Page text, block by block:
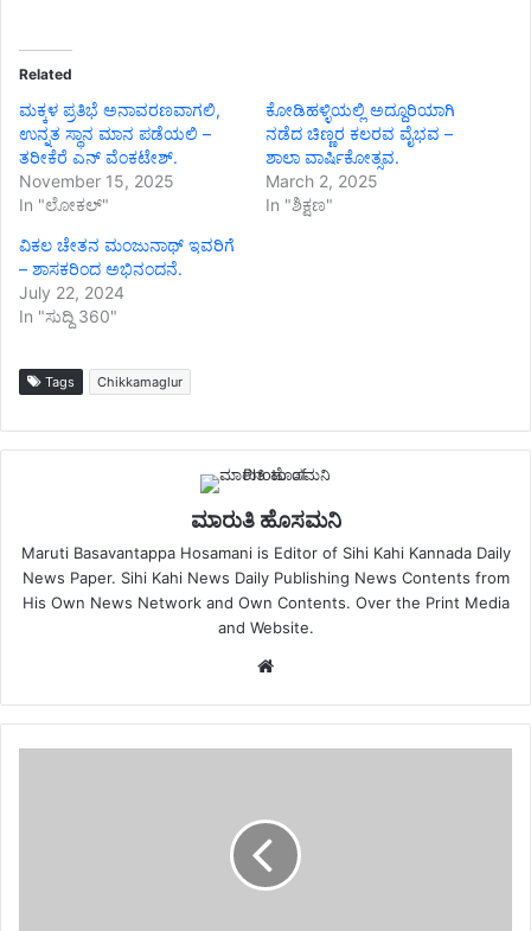
Related
ಮಕ್ಕಳ ಪ್ರತಿಭೆ ಅನಾವರಣವಾಗಲಿ,
ಉನ್ನತ ಸ್ಥಾನ ಮಾನ ಪಡೆಯಲಿ –
ತರೀಕೆರೆ ಎನ್ ವೆಂಕಟೇಶ್.
November 15, 2025
In "ಲೋಕಲ್"
ಕೋಡಿಹಳ್ಳಿಯಲ್ಲಿ ಅದ್ದೂರಿಯಾಗಿ
ನಡೆದ ಚಿಣ್ಣರ ಕಲರವ ವೈಭವ –
ಶಾಲಾ ವಾರ್ಷಿಕೋತ್ಸವ.
March 2, 2025
In "ಶಿಕ್ಷಣ"
ವಿಕಲ ಚೇತನ ಮಂಜುನಾಥ್ ಇವರಿಗೆ
– ಶಾಸಕರಿಂದ ಅಭಿನಂದನೆ.
July 22, 2024
In "ಸುದ್ದಿ 360"
Tags Chikkamaglur
ಮಾರುತಿ ಹೊಸಮನಿ
Maruti Basavantappa Hosamani is Editor of Sihi Kahi Kannada Daily
News Paper. Sihi Kahi News Daily Publishing News Contents from
His Own News Network and Own Contents. Over the Print Media
and Website.
Website